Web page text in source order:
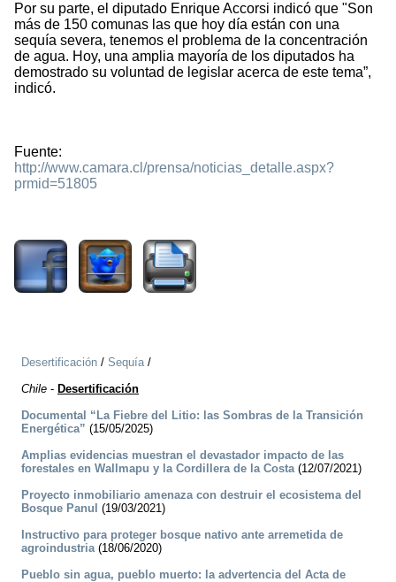
Por su parte, el diputado Enrique Accorsi indicó que "Son
más de 150 comunas las que hoy día están con una
sequía severa, tenemos el problema de la concentración
de agua. Hoy, una amplia mayoría de los diputados ha
demostrado su voluntad de legislar acerca de este tema”,
indicó.
Fuente:
http://www.camara.cl/prensa/noticias_detalle.aspx?
prmid=51805
Desertificación / Sequía/
Chile - Desertificación
Documental “La Fiebre del Litio: las Sombras de la Transición
Energética” (15/05/2025)
Amplias evidencias muestran el devastador impacto de las
forestales en Wallmapu y la Cordillera de la Costa(12/07/2021)
Proyecto inmobiliario amenaza con destruir el ecosistema del
Bosque Panul (19/03/2021)
Instructivo para proteger bosque nativo ante arremetida de
agroindustria(18/06/2020)
Pueblo sin agua, pueblo muerto: la advertencia del Acta de